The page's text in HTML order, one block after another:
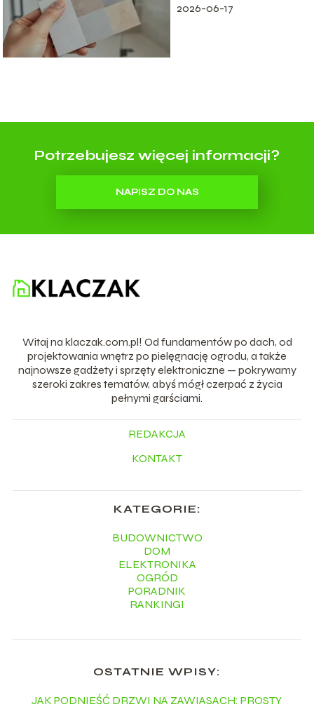
2026-06-17
Potrzebujesz więcej informacji?
NAPISZ DO NAS
Witaj na klaczak.com.pl! Od fundamentów po dach, od
projektowania wnętrz po pielęgnację ogrodu, a także
najnowsze gadżety i sprzęty elektroniczne — pokrywamy
szeroki zakres tematów, abyś mógł czerpać z życia
pełnymi garściami.
REDAKCJA
KONTAKT
KATEGORIE:
BUDOWNICTWO
DOM
ELEKTRONIKA
OGRÓD
PORADNIK
RANKINGI
OSTATNIE WPISY:
JAK PODNIEŚĆ DRZWI NA ZAWIASACH: PROSTY